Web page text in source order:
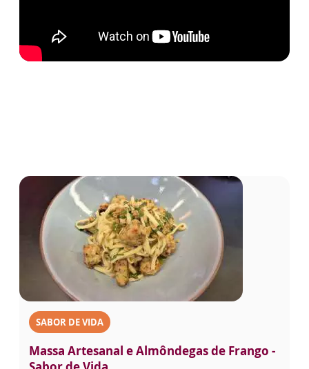
SABOR DE VIDA
Massa Artesanal e Almôndegas de Frango -